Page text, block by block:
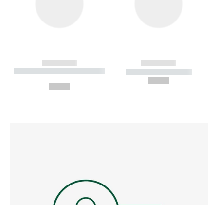
------------
----------- ----------- --------
------------
----------- -----------